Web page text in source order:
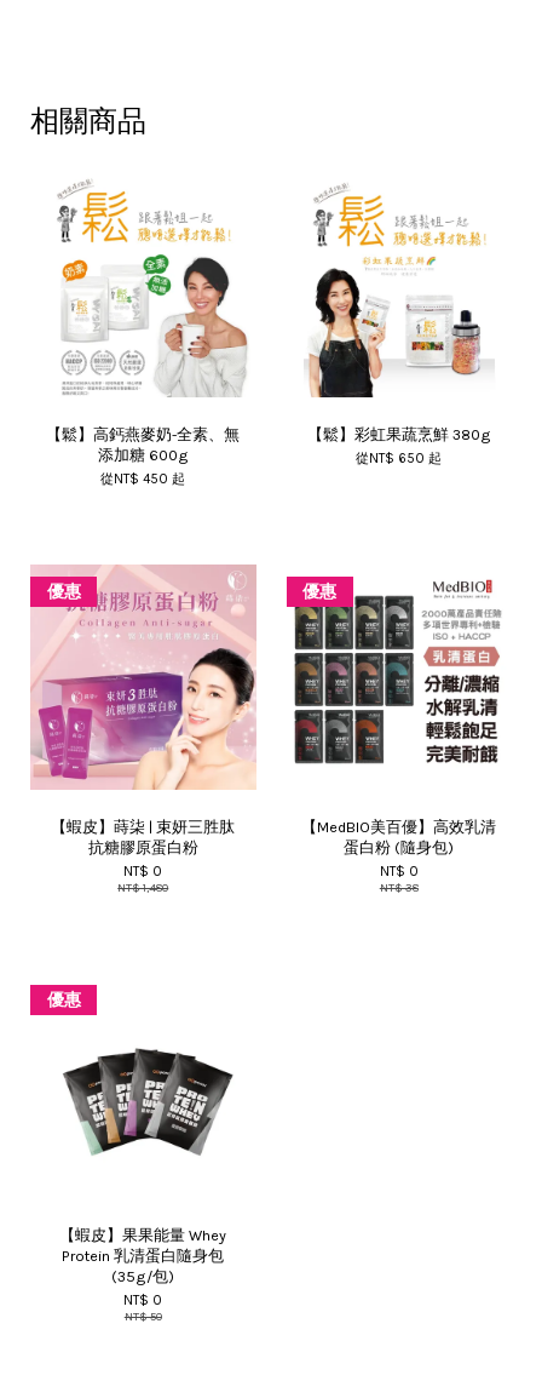
相關商品
【鬆】高鈣燕麥奶-全素、無
添加糖 600g
從NT$ 450起
【鬆】彩虹果蔬烹鮮 380g
從NT$ 650起
優惠
【蝦皮】蒔柒 | 束妍三胜肽
抗糖膠原蛋白粉
NT$ 0
NT$ 1,480
優惠
【MedBIO美百優】高效乳清
蛋白粉 (隨身包)
NT$ 0
NT$ 38
優惠
【蝦皮】果果能量 Whey
Protein 乳清蛋白隨身包
(35g/包)
NT$ 0
NT$ 50